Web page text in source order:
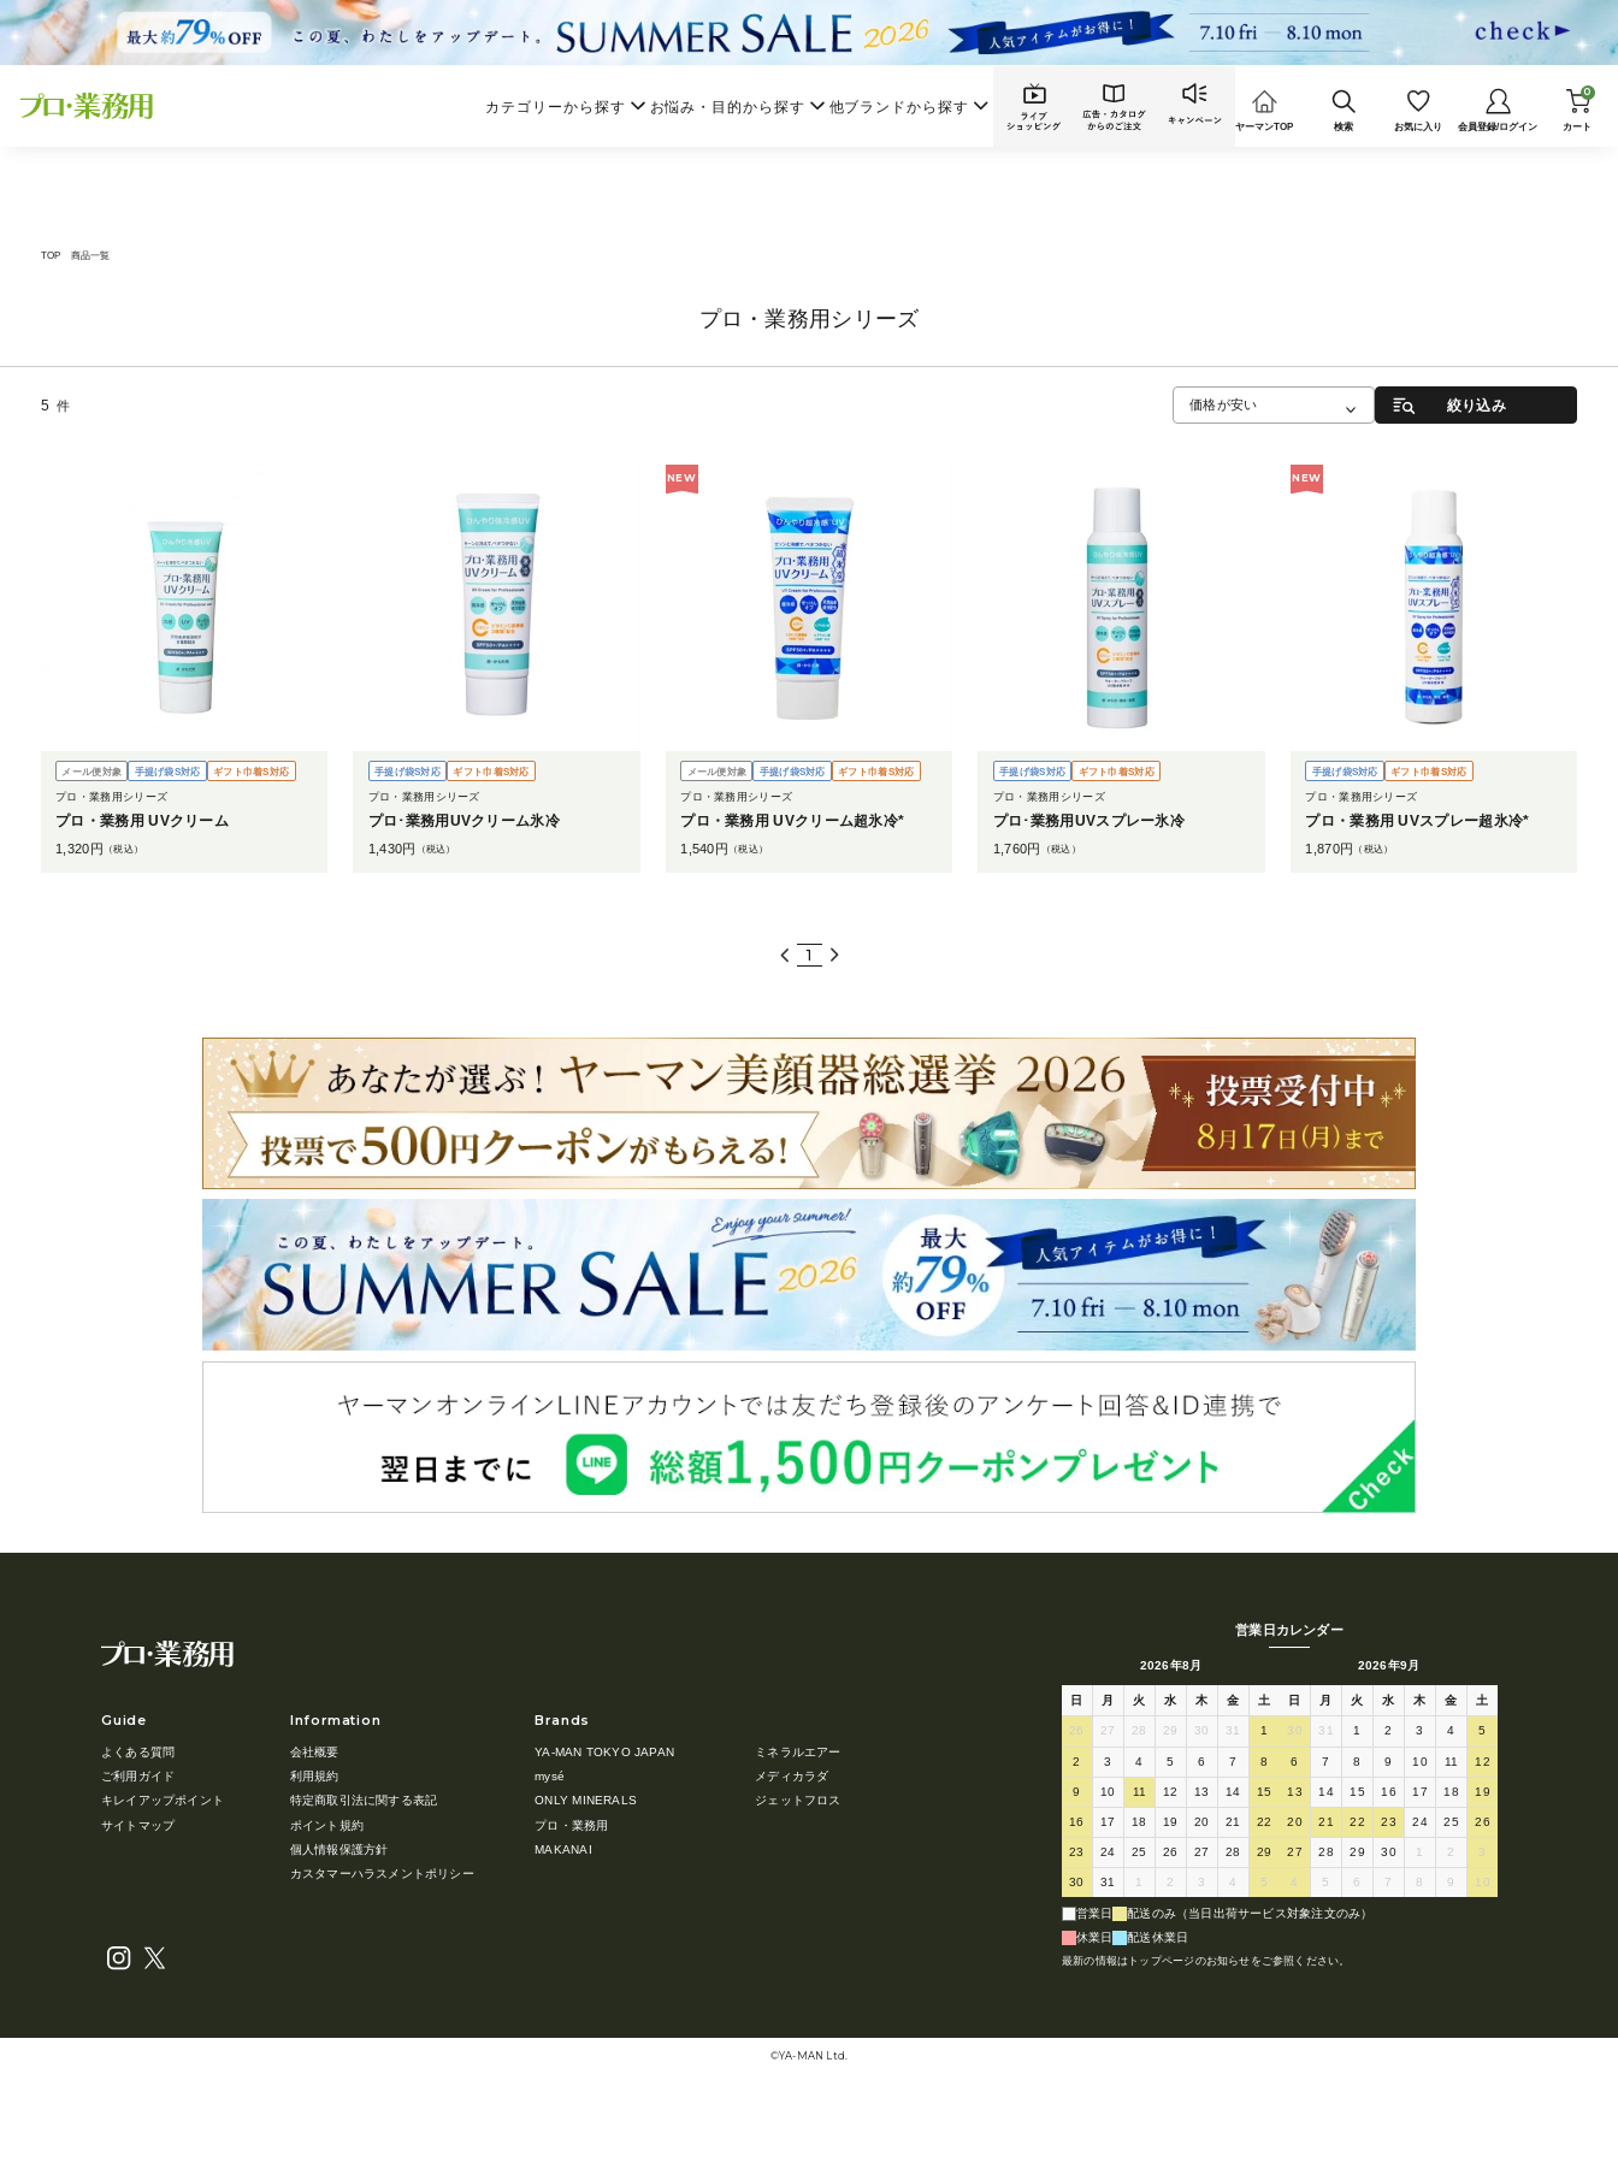
カテゴリーから探す お悩み・目的から探す 他ブランドから探す
ヤーマンTOP 検索 お気に入り 会員登録/ログイン カート
0
TOP 商品一覧
プロ・業務用シリーズ
5 件 価格が安い 絞り込み
メール便対象 手提げ袋S対応 ギフト巾着S対応
プロ・業務用シリーズ
プロ・業務用 UVクリーム
1,320円 （税込）
手提げ袋S対応 ギフト巾着S対応
プロ・業務用シリーズ
プロ･業務用UVクリーム氷冷
1,430円 （税込）
NEW
メール便対象 手提げ袋S対応 ギフト巾着S対応
プロ・業務用シリーズ
プロ・業務用 UVクリーム超氷冷*
1,540円 （税込）
手提げ袋S対応 ギフト巾着S対応
プロ・業務用シリーズ
プロ･業務用UVスプレー氷冷
1,760円 （税込）
NEW
手提げ袋S対応 ギフト巾着S対応
プロ・業務用シリーズ
プロ・業務用 UVスプレー超氷冷*
1,870円 （税込）
1
Guide
よくある質問
ご利用ガイド
キレイアップポイント
サイトマップ
Information
会社概要
利用規約
特定商取引法に関する表記
ポイント規約
個人情報保護方針
カスタマーハラスメントポリシー
Brands
YA-MAN TOKYO JAPAN
mysé
ONLY MINERALS
プロ・業務用
MAKANAI
ミネラルエアー
メディカラダ
ジェットフロス
営業日カレンダー
2026年8月
日 月 火 水 木 金 土
26 27 28 29 30 31 1
2 3 4 5 6 7 8
9 10 11 12 13 14 15
16 17 18 19 20 21 22
23 24 25 26 27 28 29
30 31 1 2 3 4 5
2026年9月
日 月 火 水 木 金 土
30 31 1 2 3 4 5
6 7 8 9 10 11 12
13 14 15 16 17 18 19
20 21 22 23 24 25 26
27 28 29 30 1 2 3
4 5 6 7 8 9 10
営業日
配送のみ（当日出荷サービス対象注文のみ）
休業日
配送休業日
最新の情報はトップページのお知らせをご参照ください。
©︎YA-MAN Ltd.